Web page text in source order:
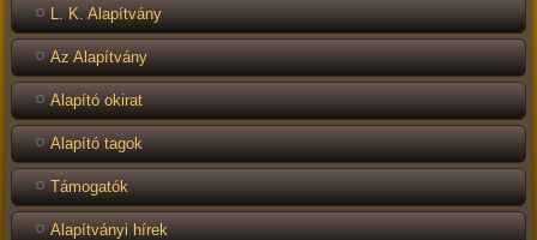
L. K. Alapítvány
Az Alapítvány
Alapító okirat
Alapító tagok
Támogatók
Alapítványi hírek